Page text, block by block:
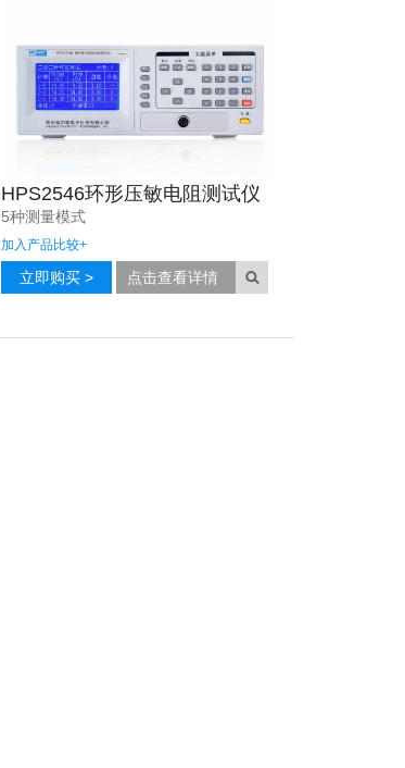
HPS2546环形压敏电阻测试仪
5种测量模式
加入产品比较+
立即购买 > 点击查看详情